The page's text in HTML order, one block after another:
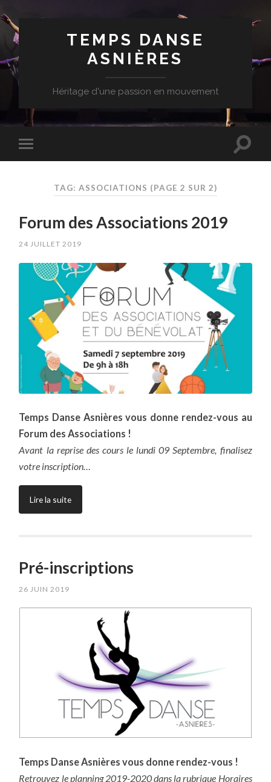
TEMPS DANSE
ASNIÈRES
Héritage d'une passion en mouvement
TAG: ASSOCIATIONS (PAGE 2 SUR 2)
Forum des Associations 2019
24 JUILLET 2019
Temps Danse Asnières vous donne rendez-vous au
Forum des Associations !
Avant la reprise des cours le lundi 09 Septembre, finalisez
votre inscription…
Lire la suite
Pré-inscriptions
26 JUIN 2019
Temps Danse Asnières vous donne rendez-vous !
Retrouvez le planning 2019-2020 dans la rubrique Horaires